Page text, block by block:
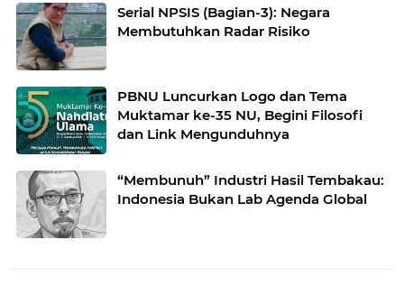
Serial NPSIS (Bagian-3): Negara
Membutuhkan Radar Risiko
PBNU Luncurkan Logo dan Tema
Muktamar ke-35 NU, Begini Filosofi
dan Link Mengunduhnya
“Membunuh” Industri Hasil Tembakau:
Indonesia Bukan Lab Agenda Global